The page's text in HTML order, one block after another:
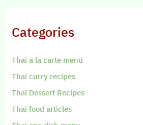
Categories
Thai a la carte menu
Thai curry recipes
Thai Dessert Recipes
Thai food articles